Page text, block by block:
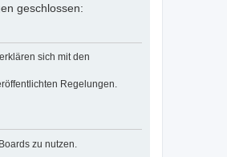
geschlossen:
sich mit den
Regelungen.
zu nutzen.